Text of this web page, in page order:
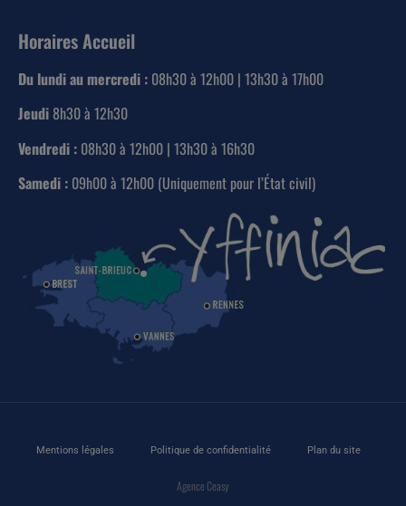
Horaires Accueil
Du lundi au mercredi : 08h30 à 12h00 | 13h30 à 17h00
Jeudi 8h30 à 12h30
Vendredi : 08h30 à 12h00 | 13h30 à 16h30
Samedi : 09h00 à 12h00 (Uniquement pour l’État civil)
Mentions légales Politique de confidentialité Plan du site
Agence Ceasy